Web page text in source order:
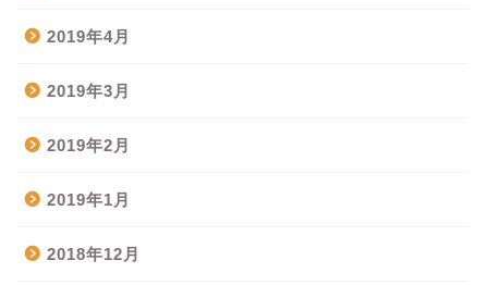
2019年4月
2019年3月
2019年2月
2019年1月
2018年12月